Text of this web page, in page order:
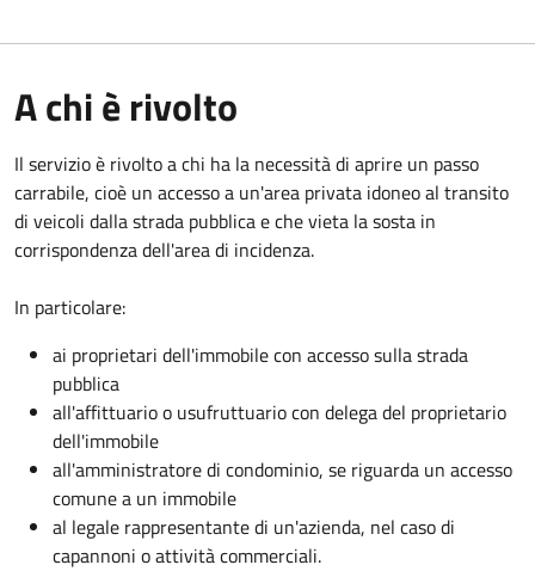
A chi è rivolto
Il servizio è rivolto a chi ha la necessità di aprire un passo
carrabile, cioè un accesso a un'area privata idoneo al transito
di veicoli dalla strada pubblica e che vieta la sosta in
corrispondenza dell'area di incidenza.
In particolare:
ai proprietari dell'immobile con accesso sulla strada
pubblica
all'affittuario o usufruttuario con delega del proprietario
dell'immobile
all'amministratore di condominio, se riguarda un accesso
comune a un immobile
al legale rappresentante di un'azienda, nel caso di
capannoni o attività commerciali.